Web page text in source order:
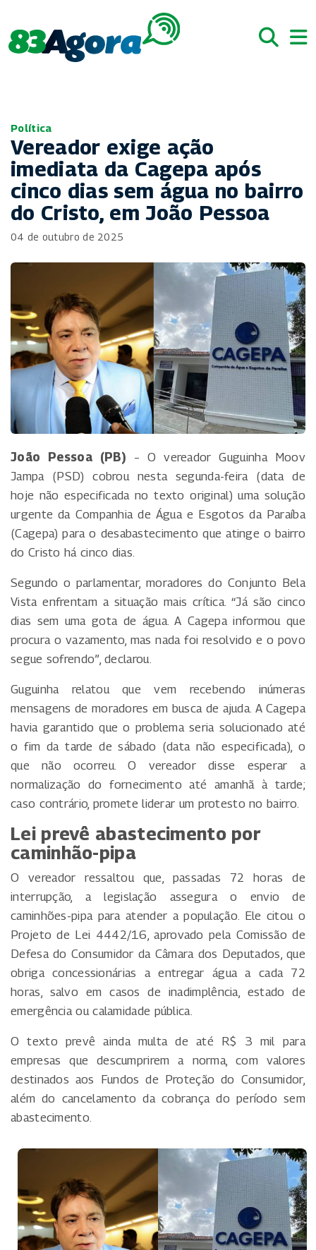
Política
Vereador exige ação
imediata da Cagepa após
cinco dias sem água no bairro
do Cristo, em João Pessoa
04 de outubro de 2025
João Pessoa (PB) – O vereador Guguinha Moov
Jampa (PSD) cobrou nesta segunda-feira (data de
hoje não especificada no texto original) uma solução
urgente da Companhia de Água e Esgotos da Paraíba
(Cagepa) para o desabastecimento que atinge o bairro
do Cristo há cinco dias.
Segundo o parlamentar, moradores do Conjunto Bela
Vista enfrentam a situação mais crítica. “Já são cinco
dias sem uma gota de água. A Cagepa informou que
procura o vazamento, mas nada foi resolvido e o povo
segue sofrendo”, declarou.
Guguinha relatou que vem recebendo inúmeras
mensagens de moradores em busca de ajuda. A Cagepa
havia garantido que o problema seria solucionado até
o fim da tarde de sábado (data não especificada), o
que não ocorreu. O vereador disse esperar a
normalização do fornecimento até amanhã à tarde;
caso contrário, promete liderar um protesto no bairro.
Lei prevê abastecimento por
caminhão-pipa
O vereador ressaltou que, passadas 72 horas de
interrupção, a legislação assegura o envio de
caminhões-pipa para atender a população. Ele citou o
Projeto de Lei 4442/16, aprovado pela Comissão de
Defesa do Consumidor da Câmara dos Deputados, que
obriga concessionárias a entregar água a cada 72
horas, salvo em casos de inadimplência, estado de
emergência ou calamidade pública.
O texto prevê ainda multa de até R$ 3 mil para
empresas que descumprirem a norma, com valores
destinados aos Fundos de Proteção do Consumidor,
além do cancelamento da cobrança do período sem
abastecimento.